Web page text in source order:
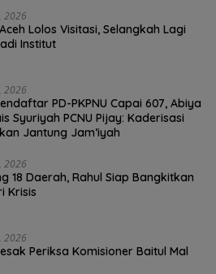
2026
Lolos Visitasi, Selangkah Lagi
Institut
2026
PD-PKPNU Capai 607, Abiya
Syuriyah PCNU Pijay: Kaderisasi
Jantung Jam’iyah
2026
18 Daerah, Rahul Siap Bangkitkan
Krisis
2026
Periksa Komisioner Baitul Mal